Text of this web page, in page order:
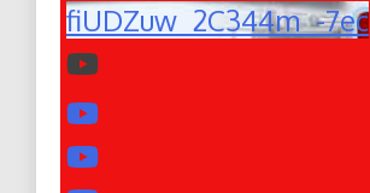
fiUDZuw_2C344m_-7ec